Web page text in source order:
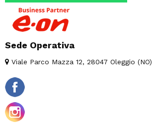
Sede Operativa
Viale Parco Mazza 12, 28047 Oleggio (NO)